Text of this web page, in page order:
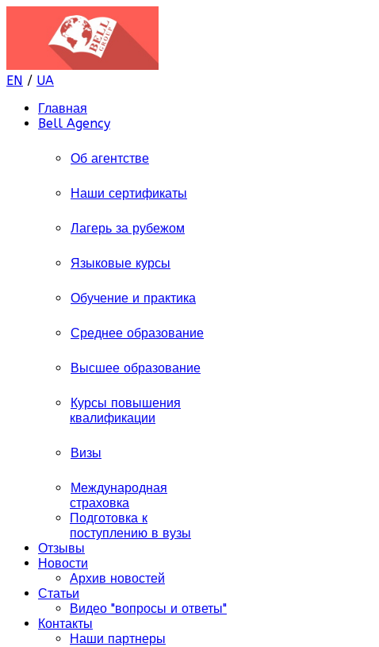
EN / UA
Главная
Bell Agency
Об агентстве
Наши сертификаты
Лагерь за рубежом
Языковые курсы
Обучение и практика
Среднее образование
Высшее образование
Курсы повышения
квалификации
Визы
Международная
страховка
Подготовка к
поступлению в вузы
Отзывы
Новости
Архив новостей
Статьи
Видео "вопросы и ответы"
Контакты
Наши партнеры